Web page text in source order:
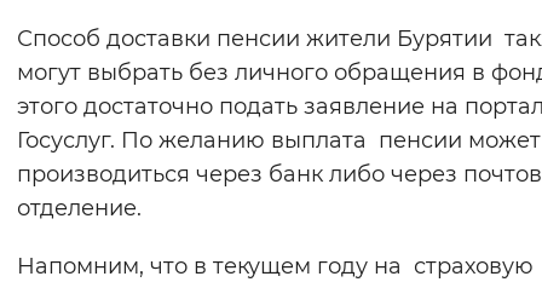
Способ доставки пенсии жители Бурятии
могут выбрать без личного обращения в
этого достаточно подать заявление на
Госуслуг. По желанию выплата пенсии может
производиться через банк либо через
отделение.
Напомним, что в текущем году на страховую